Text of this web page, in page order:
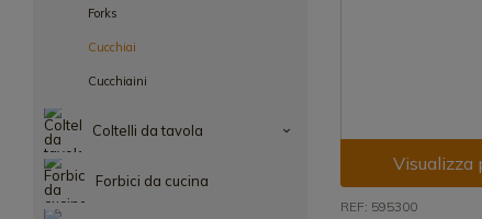
Forks
Cucchiai
Cucchiaini
Coltelli da tavola
Forbici da cucina
Visualizza
REF: 595300